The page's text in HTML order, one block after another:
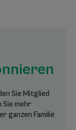
Sie Mitglied
Sie mehr
ganzen Familie